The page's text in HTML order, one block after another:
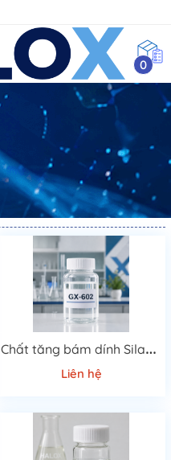
0
C
hất tăng bám dính Silane GX-602
Liên hệ